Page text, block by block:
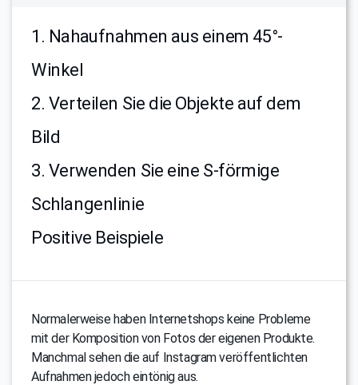
1. Nahaufnahmen aus einem 45°-
Winkel
2. Verteilen Sie die Objekte auf dem
Bild
3. Verwenden Sie eine S-förmige
Schlangenlinie
Positive Beispiele
Normalerweise haben Internetshops keine Probleme
mit der Komposition von Fotos der eigenen Produkte.
Manchmal sehen die auf Instagram veröffentlichten
Aufnahmen jedoch eintönig aus.